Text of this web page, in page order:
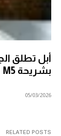
بشريحة M5
05/03/2026
RELATED POSTS